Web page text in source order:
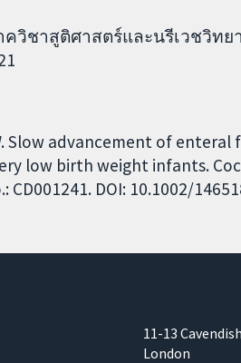
วิชาสูติศาสตร์และนรีเวชวิท
Slow advancement of
low birth weight infants.
CD001241. DOI: 10.1002/
11-13
London